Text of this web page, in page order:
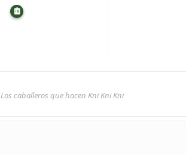
Los caballeros que hacen Kni Kni Kni